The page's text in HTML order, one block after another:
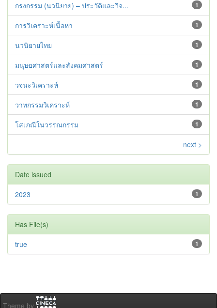
1
กรงกรรม (นวนิยาย) – ประวัติและวิจ...
1
การวิเคราะห์เนื้อหา
1
นวนิยายไทย
1
มนุษยศาสตร์และสังคมศาสตร์
1
วจนะวิเคราะห์
1
วาทกรรมวิเคราะห์
1
โสเภณีในวรรณกรรม
next >
Date issued
1
2023
Has File(s)
1
true
Theme by